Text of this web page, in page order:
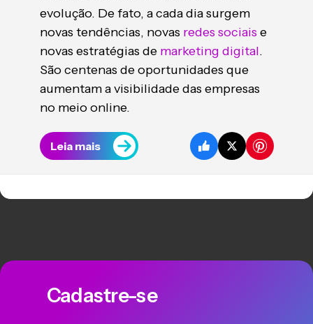
evolução. De fato, a cada dia surgem
novas tendências, novas redes sociais e
novas estratégias de marketing digital.
São centenas de oportunidades que
aumentam a visibilidade das empresas
no meio online.
Leia mais
Cadastre-se